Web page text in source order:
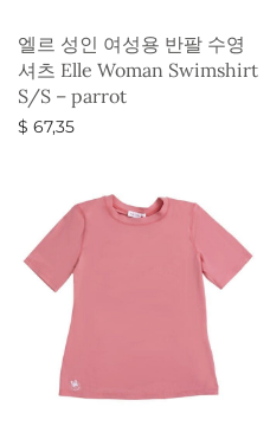
엘르 성인 여성용 반팔 수영
셔츠 Elle Woman Swimshirt
S/S – parrot
$ 67,35